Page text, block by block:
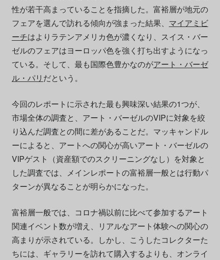
性が若干高まっていることを指摘した。富裕層が地元の
フェアを選んで訪れる傾向が強まった結果、 マイアミビ
ーチはよりラテンアメリカ色が濃くなり、スイス・バー
ゼルのフェアはヨーロッパ色を強く打ち出すようになっ
ている。そして、最も国際色豊かなのがアート・バーゼ
ル・パリ だという。
今回のレポートに示された最も興味深い結果の1つが、
市場全体の調査と、アート・バーゼルのVIPに対象を絞
り込んだ調査との間に差があることだ。マッキャンドル
ーによると、アートへの関心が高いアート・バーゼルの
VIPゲスト（資産額でのスクリーニングなし）を対象と
した調査では、メインレポートの富裕層一般とは行動パ
ターンが異なることが明らかになった。
富裕層一般では、コロナ禍以前に比べて参加するアート
関連イベント数が増え、リアルなアート体験への関心の
高まりが示されている。しかし、こうしたコレクターた
ちには、ギャラリーを訪れて購入するよりも、オンライ